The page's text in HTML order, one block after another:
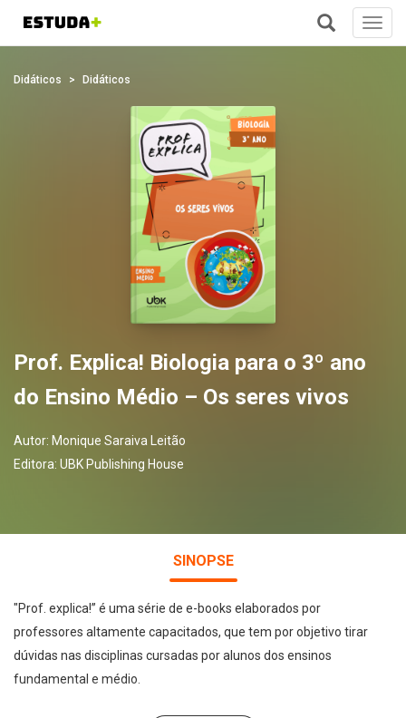
Didáticos Didáticos
Prof. Explica! Biologia para o 3º ano
do Ensino Médio – Os seres vivos
Autor: Monique Saraiva Leitão
Editora: UBK Publishing House
SINOPSE
"Prof. explica!” é uma série de e-books elaborados por
professores altamente capacitados, que tem por objetivo tirar
dúvidas nas disciplinas cursadas por alunos dos ensinos
fundamental e médio.